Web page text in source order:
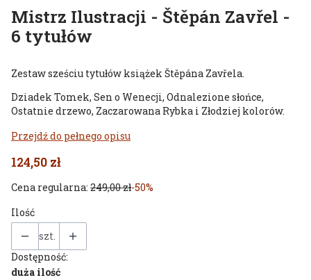
Mistrz Ilustracji - Štěpán Zavřel -
6 tytułów
Zestaw sześciu tytułów książek Štěpána Zavřela.
Dziadek Tomek, Sen o Wenecji, Odnalezione słońce,
Ostatnie drzewo, Zaczarowana Rybka i Złodziej kolorów.
Przejdź do pełnego opisu
124,50 zł
Cena regularna: 249,00 zł-50%
Ilość
szt.
Dostępność:
duża ilość